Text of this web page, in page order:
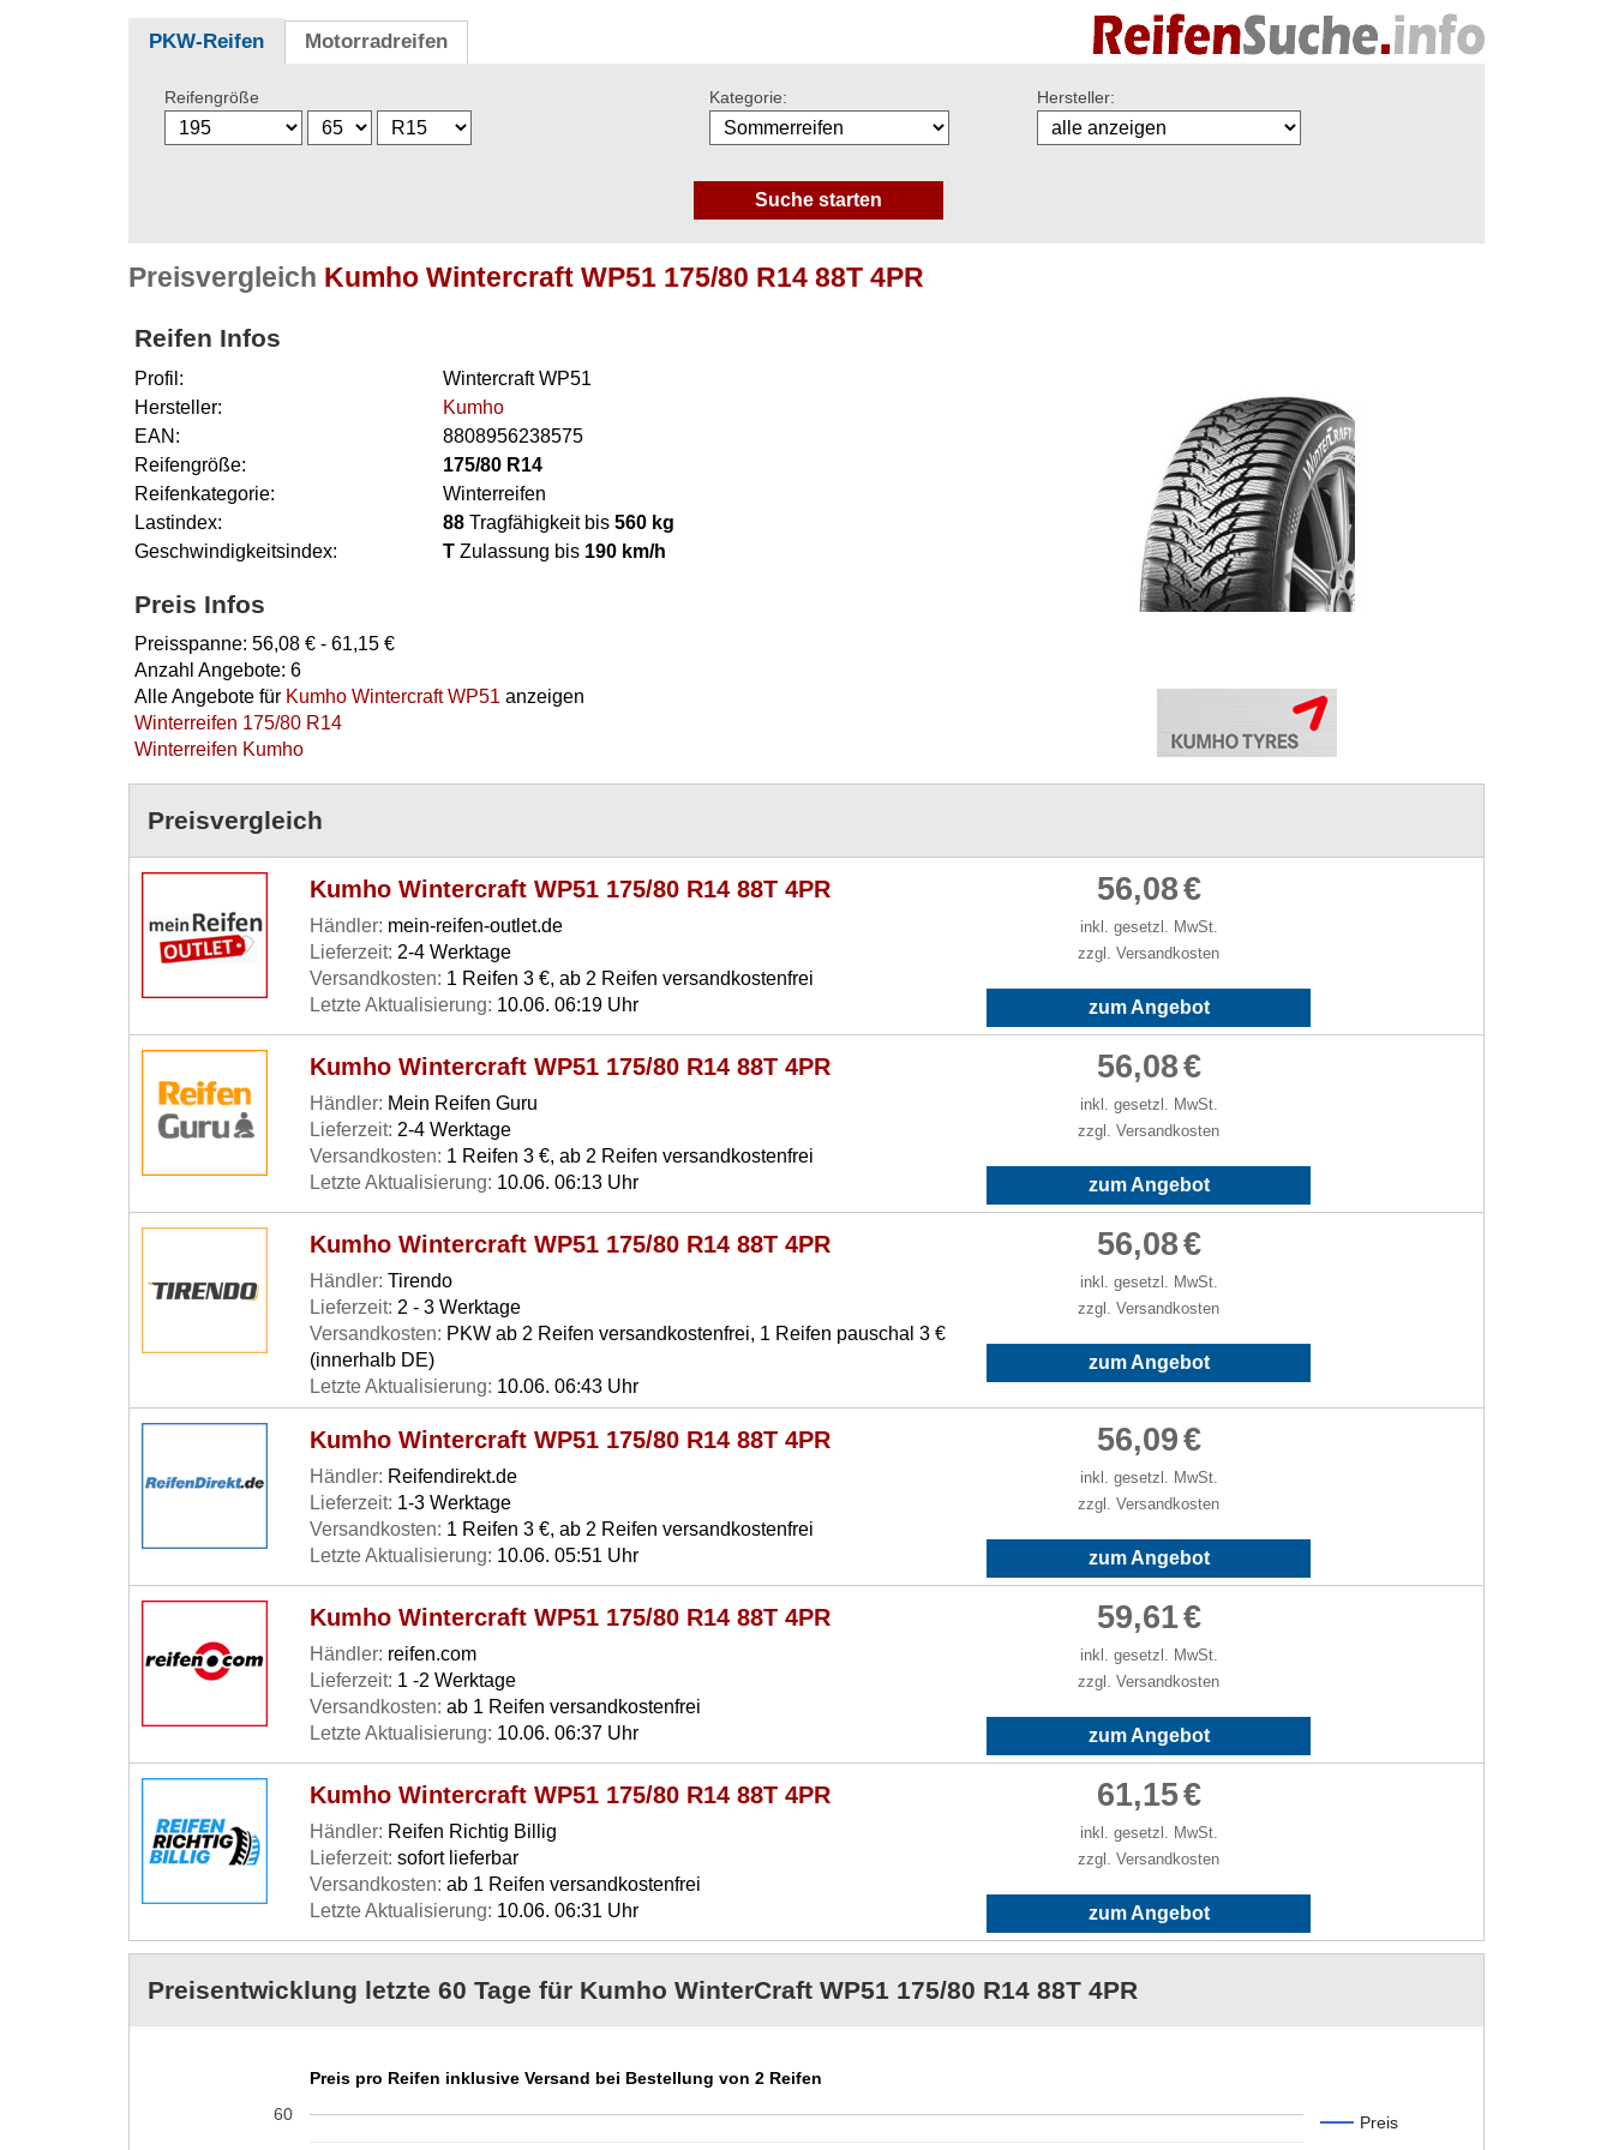
PKW-Reifen Motorradreifen
Reifengröße Kategorie: Hersteller:
Preisvergleich Kumho Wintercraft WP51 175/80 R14 88T 4PR
Reifen Infos
Profil:
Wintercraft WP51
Hersteller:
Kumho
EAN:
8808956238575
Reifengröße:
175/80 R14
Reifenkategorie:
Winterreifen
Lastindex:
88 Tragfähigkeit bis560 kg
Geschwindigkeitsindex:
T Zulassung bis 190 km/h
Preis Infos
Preisspanne: 56,08 € - 61,15 €
Anzahl Angebote: 6
Alle Angebote für Kumho Wintercraft WP51 anzeigen
Winterreifen 175/80 R14
Winterreifen Kumho
Preisvergleich
Kumho Wintercraft WP51 175/80 R14 88T 4PR
Händler: mein-reifen-outlet.de
Lieferzeit: 2-4 Werktage
Versandkosten: 1 Reifen 3 €, ab 2 Reifen versandkostenfrei
Letzte Aktualisierung: 10.06. 06:19 Uhr
56,08€
inkl. gesetzl. MwSt.
zzgl. Versandkosten
zum Angebot
Kumho Wintercraft WP51 175/80 R14 88T 4PR
Händler: Mein Reifen Guru
Lieferzeit: 2-4 Werktage
Versandkosten: 1 Reifen 3 €, ab 2 Reifen versandkostenfrei
Letzte Aktualisierung: 10.06. 06:13 Uhr
56,08€
inkl. gesetzl. MwSt.
zzgl. Versandkosten
zum Angebot
Kumho Wintercraft WP51 175/80 R14 88T 4PR
Händler: Tirendo
Lieferzeit: 2 - 3 Werktage
Versandkosten: PKW ab 2 Reifen versandkostenfrei, 1 Reifen pauschal 3 €
(innerhalb DE)
Letzte Aktualisierung: 10.06. 06:43 Uhr
56,08€
inkl. gesetzl. MwSt.
zzgl. Versandkosten
zum Angebot
Kumho Wintercraft WP51 175/80 R14 88T 4PR
Händler: Reifendirekt.de
Lieferzeit: 1-3 Werktage
Versandkosten: 1 Reifen 3 €, ab 2 Reifen versandkostenfrei
Letzte Aktualisierung: 10.06. 05:51 Uhr
56,09€
inkl. gesetzl. MwSt.
zzgl. Versandkosten
zum Angebot
Kumho Wintercraft WP51 175/80 R14 88T 4PR
Händler: reifen.com
Lieferzeit: 1 -2 Werktage
Versandkosten: ab 1 Reifen versandkostenfrei
Letzte Aktualisierung: 10.06. 06:37 Uhr
59,61€
inkl. gesetzl. MwSt.
zzgl. Versandkosten
zum Angebot
Kumho Wintercraft WP51 175/80 R14 88T 4PR
Händler: Reifen Richtig Billig
Lieferzeit: sofort lieferbar
Versandkosten: ab 1 Reifen versandkostenfrei
Letzte Aktualisierung: 10.06. 06:31 Uhr
61,15€
inkl. gesetzl. MwSt.
zzgl. Versandkosten
zum Angebot
Preisentwicklung letzte 60 Tage für Kumho WinterCraft WP51 175/80 R14 88T 4PR
Preis pro Reifen inklusive Versand bei Bestellung von 2 Reifen
Preis
60